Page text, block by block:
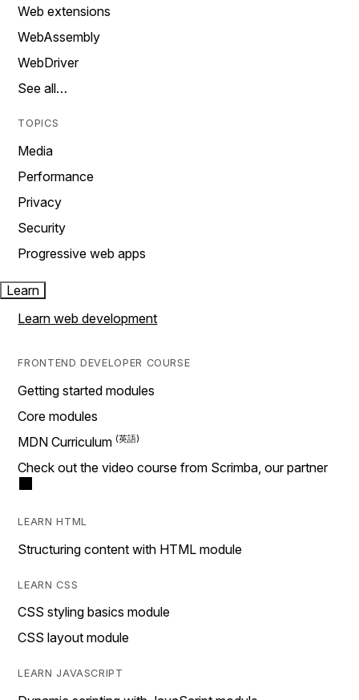
Web extensions
WebAssembly
WebDriver
See all…
TOPICS
Media
Performance
Privacy
Security
Progressive web apps
Learn
Learn web development
FRONTEND DEVELOPER COURSE
Getting started modules
Core modules
MDN Curriculum
Check out the video course from Scrimba, our partner
LEARN HTML
Structuring content with HTML module
LEARN CSS
CSS styling basics module
CSS layout module
LEARN JAVASCRIPT